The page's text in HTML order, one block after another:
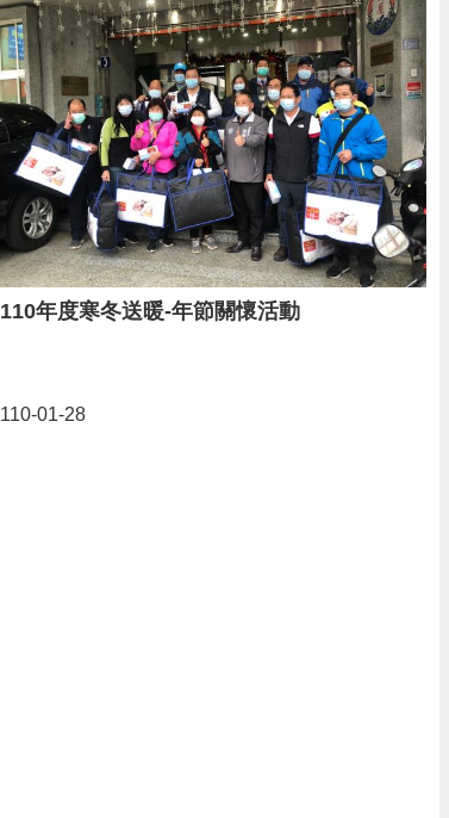
110年度寒冬送暖-年節關懷活動
110-01-28